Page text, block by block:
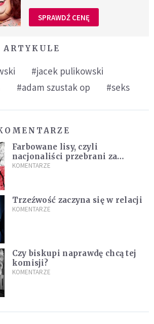
SPRAWDŹ CENĘ
#jacek pulikowski
#adam szustak op #seks
Farbowane lisy, czyli
nacjonaliści przebrani za
chrześcijan
KOMENTARZE
Trzeźwość zaczyna się w relacji
KOMENTARZE
Czy biskupi naprawdę chcą tej
komisji?
KOMENTARZE